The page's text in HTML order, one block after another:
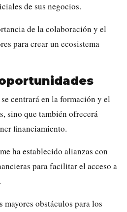
de sus negocios.
de la colaboración y el
para crear un ecosistema
centrará en la formación y el
sino que también ofrecerá
financiamiento.
ha establecido alianzas con
para facilitar el acceso a
mayores obstáculos para los